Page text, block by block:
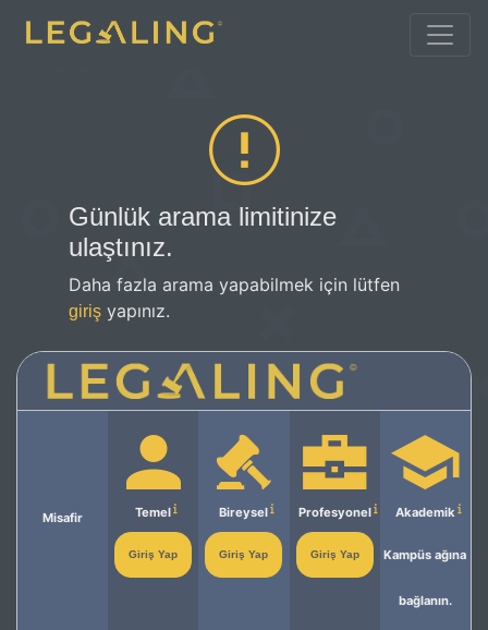
Günlük arama limitinize
ulaştınız.
Daha fazla arama yapabilmek için lütfen
giriş yapınız.
Misafir Temel
Giriş Yap
Bireysel
Giriş Yap
Profesyonel
Giriş Yap
Akademik
Kampüs ağına
bağlanın.